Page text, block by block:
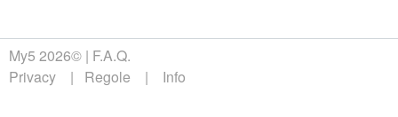
My5 2026© F.A.Q.
Privacy
Regole Info